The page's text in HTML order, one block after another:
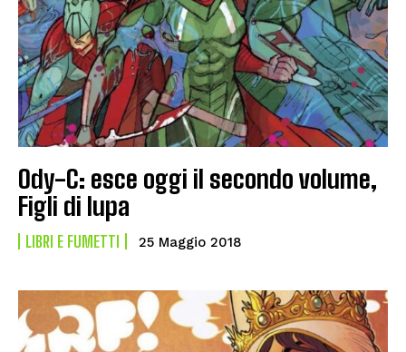
Ody-C: esce oggi il secondo volume,
Figli di lupa
LIBRI E FUMETTI 25 Maggio 2018